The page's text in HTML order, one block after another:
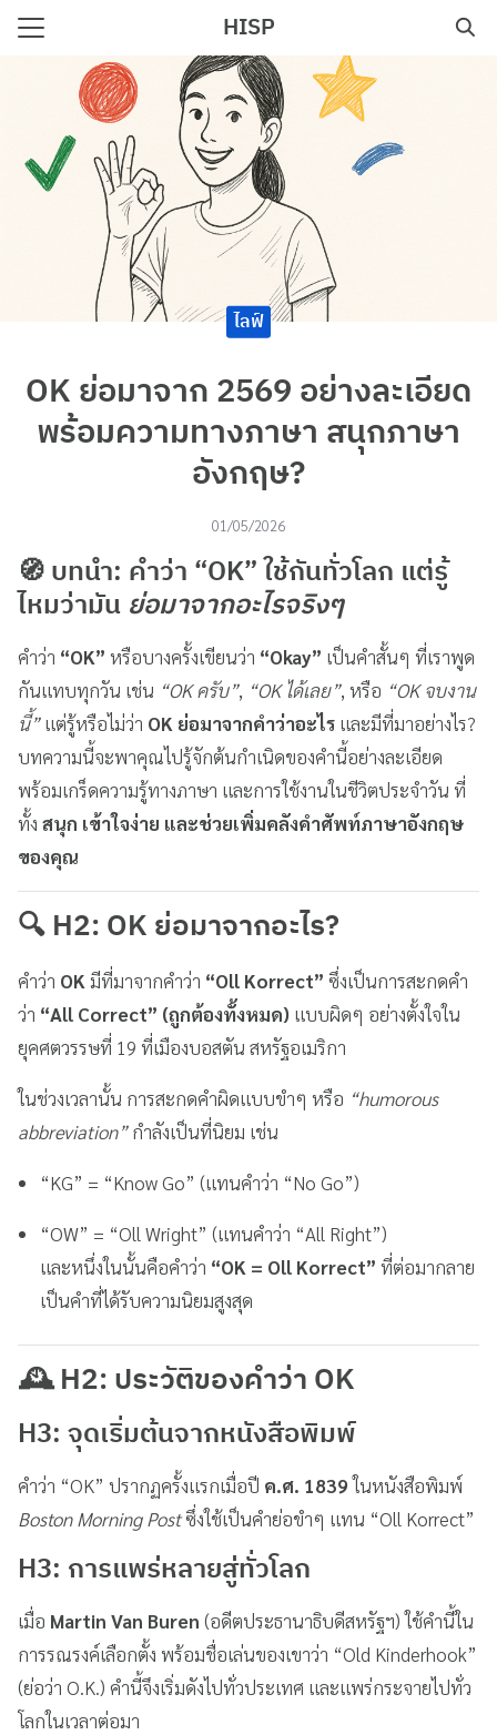
Skip
HISP
ไลฟ์
OK ย่อมาจาก 2569 อย่างละเอียด
พร้อมความทางภาษา สนุกภาษา
อังกฤษ?
01/05/2026
🧭 บทนำ: คำว่า “OK” ใช้กันทั่วโลก แต่รู้
ไหมว่ามัน ย่อมาจากอะไรจริงๆ
คำว่า “OK” หรือบางครั้งเขียนว่า “Okay” เป็นคำสั้นๆ ที่เราพูด
กันแทบทุกวัน เช่น “OK ครับ”, “OK ได้เลย”, หรือ “OK จบงาน
นี้”แต่รู้หรือไม่ว่า OK ย่อมาจากคำว่าอะไร และมีที่มาอย่างไร?
บทความนี้จะพาคุณไปรู้จักต้นกำเนิดของคำนี้อย่างละเอียด
พร้อมเกร็ดความรู้ทางภาษา และการใช้งานในชีวิตประจำวัน ที่
ทั้ง สนุก เข้าใจง่าย และช่วยเพิ่มคลังคำศัพท์ภาษาอังกฤษ
ของคุณ
🔍 H2: OK ย่อมาจากอะไร?
คำว่า OK มีที่มาจากคำว่า “Oll Korrect” ซึ่งเป็นการสะกดคำ
ว่า “All Correct” (ถูกต้องทั้งหมด) แบบผิดๆ อย่างตั้งใจใน
ยุคศตวรรษที่ 19 ที่เมืองบอสตัน สหรัฐอเมริกา
ในช่วงเวลานั้น การสะกดคำผิดแบบขำๆ หรือ “humorous
abbreviation”กำลังเป็นที่นิยม เช่น
“KG” = “Know Go” (แทนคำว่า “No Go”)
“OW” = “Oll Wright” (แทนคำว่า “All Right”)
และหนึ่งในนั้นคือคำว่า “OK = Oll Korrect” ที่ต่อมากลาย
เป็นคำที่ได้รับความนิยมสูงสุด
🕰️ H2: ประวัติของคำว่า OK
H3: จุดเริ่มต้นจากหนังสือพิมพ์
คำว่า “OK” ปรากฏครั้งแรกเมื่อปี ค.ศ. 1839ในหนังสือพิมพ์
Boston Morning Postซึ่งใช้เป็นคำย่อขำๆ แทน “Oll Korrect”
H3: การแพร่หลายสู่ทั่วโลก
เมื่อ Martin Van Buren (อดีตประธานาธิบดีสหรัฐฯ) ใช้คำนี้ใน
การรณรงค์เลือกตั้ง พร้อมชื่อเล่นของเขาว่า “Old Kinderhook”
(ย่อว่า O.K.) คำนี้จึงเริ่มดังไปทั่วประเทศ และแพร่กระจายไปทั่ว
โลกในเวลาต่อมา